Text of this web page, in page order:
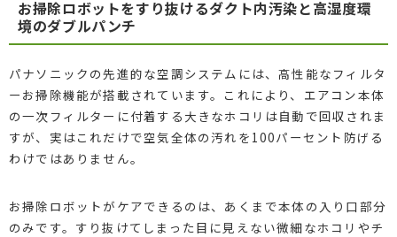
お掃除ロボットをすり抜けるダクト内汚染と高湿度環
境のダブルパンチ
パナソニックの先進的な空調システムには、高性能なフィルタ
ーお掃除機能が搭載されています。これにより、エアコン本体
の一次フィルターに付着する大きなホコリは自動で回収されま
すが、実はこれだけで空気全体の汚れを100パーセント防げる
わけではありません。
お掃除ロボットがケアできるのは、あくまで本体の入り口部分
のみです。すり抜けてしまった目に見えない微細なホコリやチ